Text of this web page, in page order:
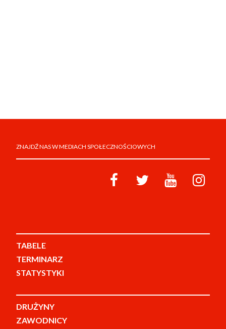
ZNAJDŹ NAS W MEDIACH SPOŁECZNOŚCIOWYCH
TABELE
TERMINARZ
STATYSTYKI
DRUŻYNY
ZAWODNICY